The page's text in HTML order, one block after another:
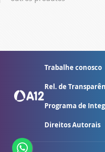
Trabalhe conosco
Rel. de
Programa de
Direitos Autorais